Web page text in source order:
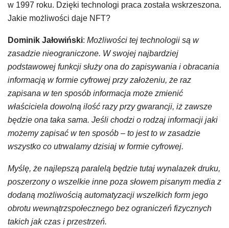
w 1997 roku. Dzięki technologi praca została wskrzeszona.
Jakie możliwości daje NFT?
Dominik Jałowiński: Możliwości tej technologii są w
zasadzie nieograniczone. W swojej najbardziej
podstawowej funkcji służy ona do zapisywania i obracania
informacją w formie cyfrowej przy założeniu, że raz
zapisana w ten sposób informacja może zmienić
właściciela dowolną ilość razy przy gwarancji, iż zawsze
będzie ona taka sama. Jeśli chodzi o rodzaj informacji jaki
możemy zapisać w ten sposób – to jest to w zasadzie
wszystko co utrwalamy dzisiaj w formie cyfrowej.
Myślę, że najlepszą paralelą będzie tutaj wynalazek druku,
poszerzony o wszelkie inne poza słowem pisanym media z
dodaną możliwością automatyzacji wszelkich form jego
obrotu wewnątrzspołecznego bez ograniczeń fizycznych
takich jak czas i przestrzeń.